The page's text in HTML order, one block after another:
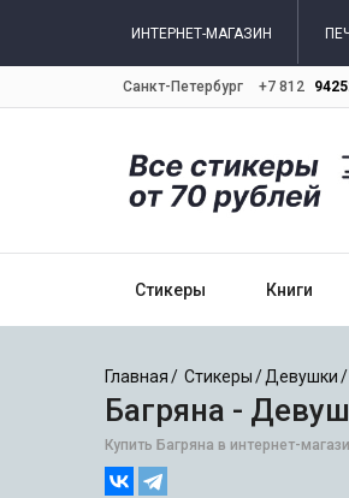
ИНТЕРНЕТ-МАГАЗИН
Санкт-Петербург +7 812
Стикеры Книги
Главная Стикеры Девушки
Багряна -
Купить Багряна в интернет-